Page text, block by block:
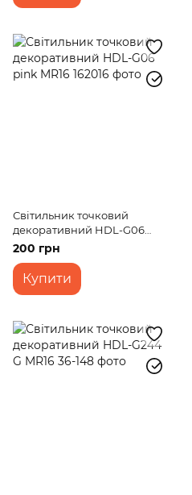
Світильник точковий
декоративний HDL-G06
pink MR16
200 грн
Купити